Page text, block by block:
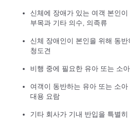
신체에 장애가 있는 여객 본인
부목과 기타 의수, 의족류
신체 장애인이 본인을 위해 동
청도견
비행 중에 필요한 유아 또는 소
여객이 동반하는 유아 또는 소
대용 요람
기타 회사가 기내 반입을 특별히